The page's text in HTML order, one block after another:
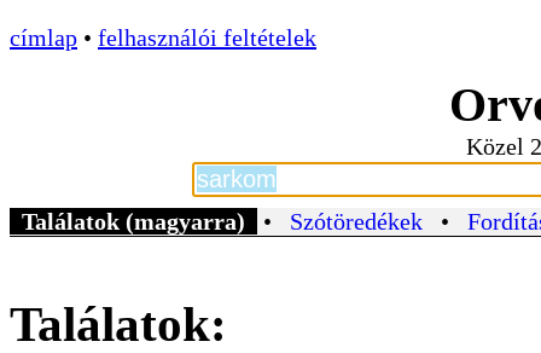
címlap • felhasználói feltételek
Közel
Találatok (magyarra) • Szótöredékek •
Találatok: